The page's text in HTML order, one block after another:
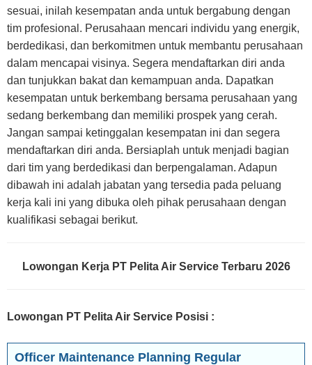
sesuai, inilah kesempatan anda untuk bergabung dengan
tim profesional. Perusahaan mencari individu yang energik,
berdedikasi, dan berkomitmen untuk membantu perusahaan
dalam mencapai visinya. Segera mendaftarkan diri anda
dan tunjukkan bakat dan kemampuan anda. Dapatkan
kesempatan untuk berkembang bersama perusahaan yang
sedang berkembang dan memiliki prospek yang cerah.
Jangan sampai ketinggalan kesempatan ini dan segera
mendaftarkan diri anda. Bersiaplah untuk menjadi bagian
dari tim yang berdedikasi dan berpengalaman. Adapun
dibawah ini adalah jabatan yang tersedia pada peluang
kerja kali ini yang dibuka oleh pihak perusahaan dengan
kualifikasi sebagai berikut.
Lowongan Kerja PT Pelita Air Service Terbaru 2026
Lowongan PT Pelita Air Service Posisi :
Officer Maintenance Planning Regular